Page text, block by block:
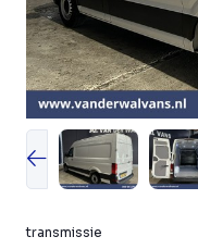
transmissie